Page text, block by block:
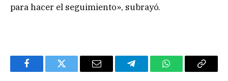
para hacer el seguimiento», subrayó.
FacebookTwitter Email TelegramWhatsAppCopy